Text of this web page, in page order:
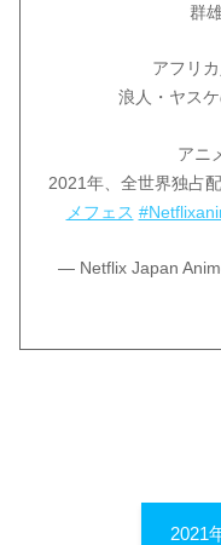
群
アフリ
浪人・ヤス
アニ
2021年、全世界独占
メフェス
— Netflix Japan
2021